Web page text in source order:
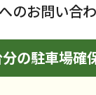
お問い合
の駐車場確